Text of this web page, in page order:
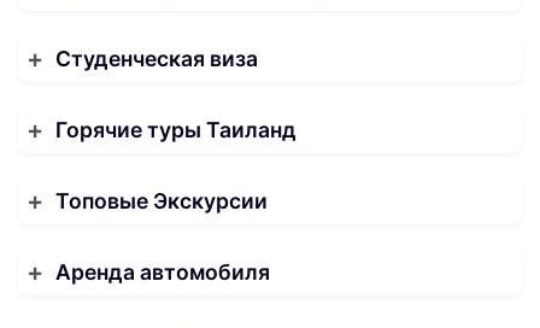
Студенческая виза
Горячие туры Таиланд
Топовые Экскурсии
Аренда автомобиля